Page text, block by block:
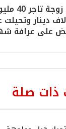
سلبت
الاف دينار
على عرافة
ذات صلة